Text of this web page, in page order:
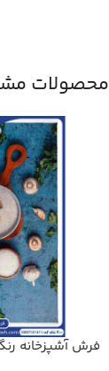
محصولات
فرش آشپزخانه